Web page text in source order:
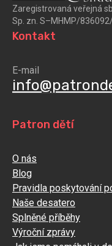
Zaregistrovaná veřejná
Sp. zn. S–MHMP/
Patron dětí
O nás
Blog
Pravidla poskytování
Naše desatero
Splněné příběhy
Výroční zprávy
Kontakt
E-mail